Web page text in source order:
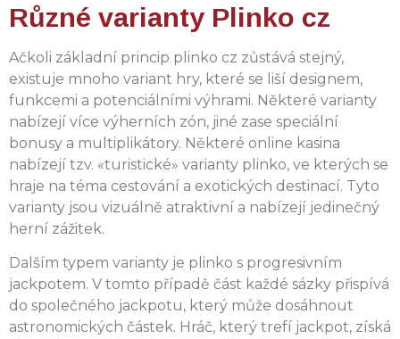
Různé varianty Plinko cz
Ačkoli základní princip plinko cz zůstává stejný,
existuje mnoho variant hry, které se liší designem,
funkcemi a potenciálními výhrami. Některé varianty
nabízejí více výherních zón, jiné zase speciální
bonusy a multiplikátory. Některé online kasina
nabízejí tzv. «turistické» varianty plinko, ve kterých se
hraje na téma cestování a exotických destinací. Tyto
varianty jsou vizuálně atraktivní a nabízejí jedinečný
herní zážitek.
Dalším typem varianty je plinko s progresivním
jackpotem. V tomto případě část každé sázky přispívá
do společného jackpotu, který může dosáhnout
astronomických částek. Hráč, který trefí jackpot, získá